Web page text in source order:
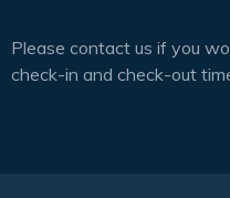
Please contact us if you
check-in and check-out